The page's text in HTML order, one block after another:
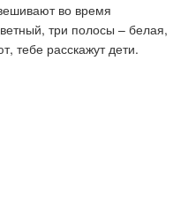
во время
три полосы – белая,
тебе расскажут дети.